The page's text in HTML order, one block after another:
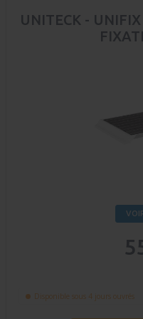
UNITECK -
Disponible sous 4 jours ouvrés